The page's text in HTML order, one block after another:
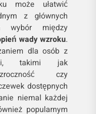
może ułatwić
z głównych
wybór między
wady wzroku.
dla osób z
takimi jak
czy
dostępnych
niemal każdej
popularnym